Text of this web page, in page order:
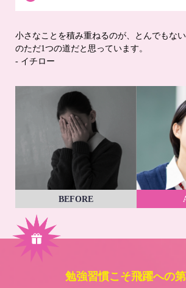
小さなことを積み重ねるのが、とんでもな
のただ1つの道だと思っています。
- イチロー
BEFORE
勉強習慣こそ飛躍への